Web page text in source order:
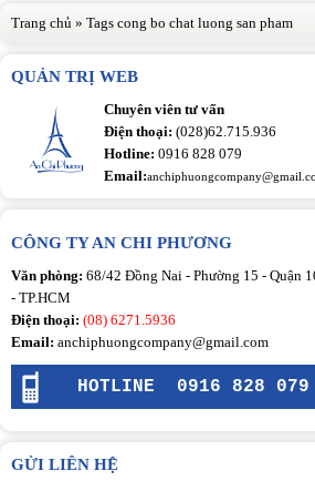
Trang chủ » Tags cong bo chat luong san pham
QUẢN TRỊ WEB
Chuyên viên tư vấn
Điện thoại: (028)62.715.936
Hotline: 0916 828 079
Email:
CÔNG TY AN CHI PHƯƠNG
Văn phòng: 68/42 Đồng Nai - Phường 15 - Quận
- TP.HCM
Điện thoại: (08) 6271.5936
Email: anchiphuongcompany@gmail.com
HOTLINE 0916 828 079
GỬI LIÊN HỆ